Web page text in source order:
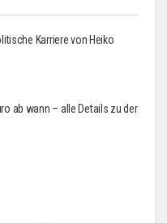
Karriere von Heiko
ab wann – alle Details zu der